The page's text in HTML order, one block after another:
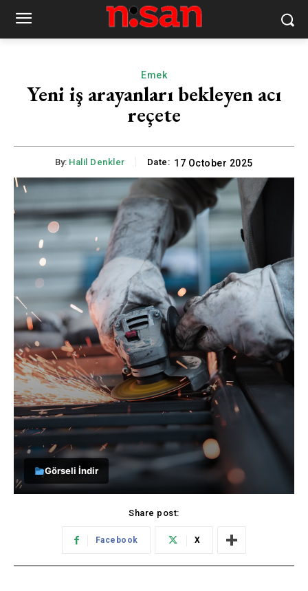
Emek
Yeni iş arayanları bekleyen acı
reçete
By: Halil Denkler Date: 17 October 2025
Görseli İndir
Share post:
Facebook X